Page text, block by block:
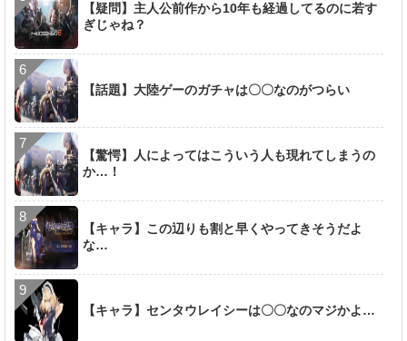
【疑問】主人公前作から10年も経過してるのに若す
ぎじゃね？
【話題】大陸ゲーのガチャは〇〇なのがつらい
【驚愕】人によってはこういう人も現れてしまうの
か…！
【キャラ】この辺りも割と早くやってきそうだよ
な…
【キャラ】センタウレイシーは〇〇なのマジかよ…